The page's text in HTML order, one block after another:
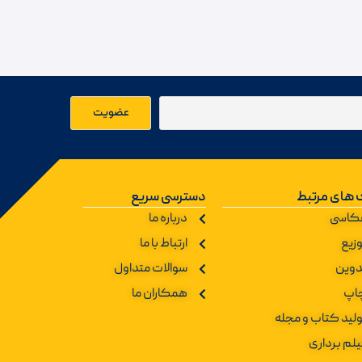
های مرتبط
کتاب و مجله
برداری
دسترسی سریع
درباره ما
ارتباط با ما
سوالات متداول
همکاران ما